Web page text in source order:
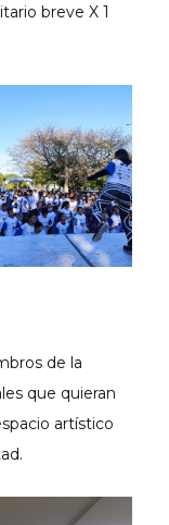
breve X 1
de la
que quieran
artístico